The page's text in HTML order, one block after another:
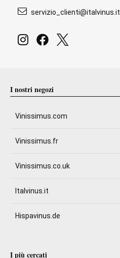
servizio_clienti@italvinus.it
I nostri negozi
Vinissimus.com
Vinissimus.fr
Vinissimus.co.uk
Italvinus.it
Hispavinus.de
I più cercati